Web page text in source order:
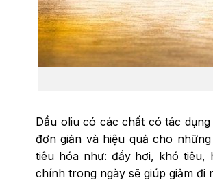
Dầu oliu có các chất có tác
đơn giản và hiệu quả cho
tiêu hóa như: đầy hơi, khó
chính trong ngày sẽ giúp giảm